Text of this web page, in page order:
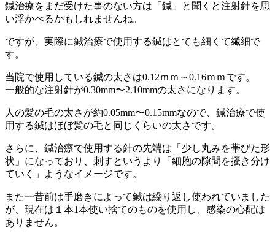
鍼治療をまだ受けた事のない方は「鍼」と聞くと注射針を思
い浮かべるかもしれませんね。
ですが、実際に鍼治療で使用する鍼はとても細くて繊細で
す。
当院で使用している鍼の太さは0.12ｍｍ～0.16ｍｍです。
一般的な注射針が0.30mm〜2.10mmの太さになります。
人の髪の毛の太さが約0.05mm〜0.15mmなので、鍼治療で使
用する鍼はほぼ髪の毛と同じくらいの太さです。
さらに、鍼治療で使用する針の先端は「少し丸みを帯びた形
状」になっており、刺すというより
「細胞の隙間を掻き分け
ていく」
ようなイメージです。
また一昔前は手磨きによって鍼は繰り返し使われていました
が、現在は１本1本使い捨てのものを使用し、 感染の心配は
ありません。